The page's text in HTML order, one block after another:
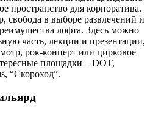
пространство для корпоратива.
свобода в выборе развлечений и
лофта. Здесь можно
часть, лекции и презентации,
рок-концерт или цирковое
площадки – DOT,
“Скороход”.